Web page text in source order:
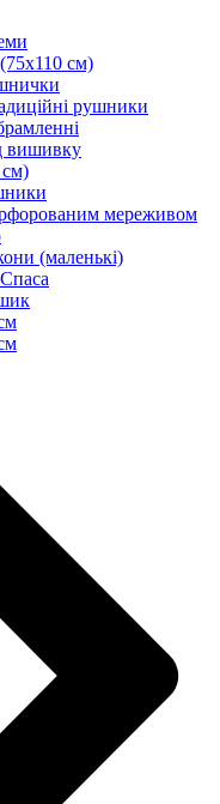
см)
рушники
вишивку
мереживом
(маленькі)